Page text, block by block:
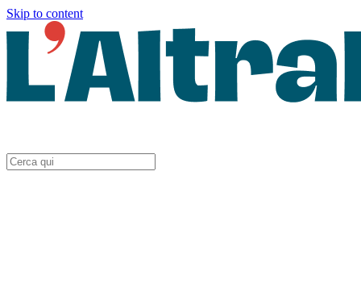
Skip to content